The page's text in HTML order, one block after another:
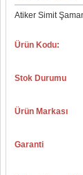
Atiker Simit
Ürün Kodu:
Stok Durumu
Ürün Markası
Garanti